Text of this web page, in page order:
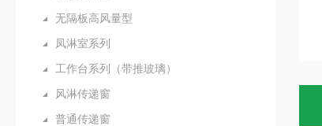
无隔板高风量型
凤淋室系列
工作台系列（带推玻璃）
风淋传递窗
普通传递窗